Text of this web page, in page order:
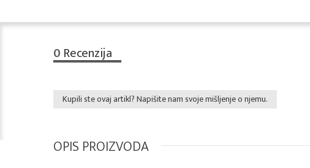
0 Recenzija
Kupili ste ovaj artikl? Napišite nam svoje mišljenje o njemu.
OPIS PROIZVODA